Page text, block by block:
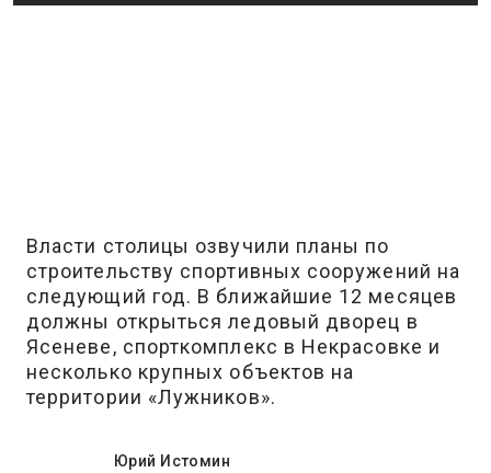
Власти столицы озвучили планы по
строительству спортивных сооружений на
следующий год. В ближайшие 12 месяцев
должны открыться ледовый дворец в
Ясеневе, спорткомплекс в Некрасовке и
несколько крупных объектов на
территории «Лужников».
Юрий Истомин